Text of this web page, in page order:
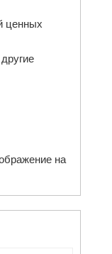
ценных
на